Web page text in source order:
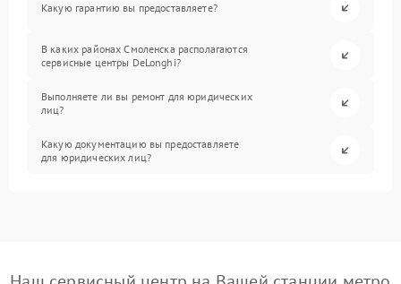
Какую гарантию вы предоставляете?
В каких районах Смоленска располагаются
сервисные центры DeLonghi?
Выполняете ли вы ремонт для юридических
лиц?
Какую документацию вы предоставляете
для юридических лиц?